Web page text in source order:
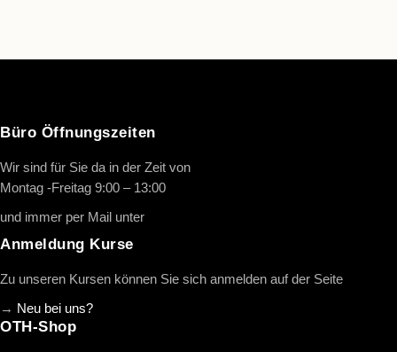
Büro Öffnungszeiten
Wir sind für Sie da in der Zeit von
Montag -Freitag 9:00 – 13:00
und immer per Mail unter
Anmeldung Kurse
Zu unseren Kursen können Sie sich anmelden auf der Seite
→ Neu bei uns?
OTH-Shop